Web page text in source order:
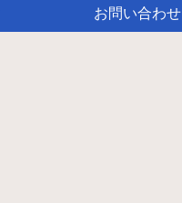
お問い合わせ